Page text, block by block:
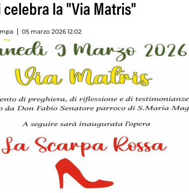
celebra la "Via Matris"
05 marzo 2026 12:02